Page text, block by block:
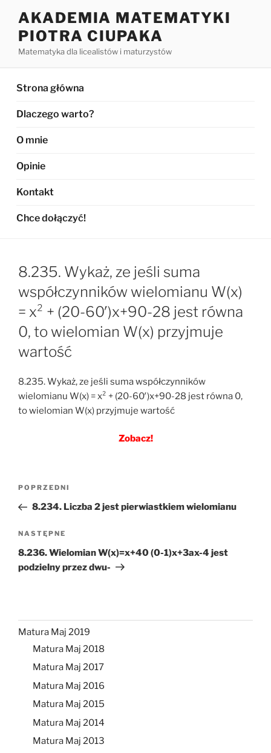
treści
AKADEMIA MATEMATYKI
PIOTRA CIUPAKA
Matematyka dla licealistów i maturzystów
Strona główna
Dlaczego warto?
O mnie
Opinie
Kontakt
Chce dołączyć!
8.235. Wykaż, ze jeśli suma
współczynników wielomianu W(x)
= x² + (20-60′)x+90-28 jest równa
0, to wielomian W(x) przyjmuje
wartość
8.235. Wykaż, ze jeśli suma współczynników
wielomianu W(x) = x² + (20-60′)x+90-28 jest równa 0,
to wielomian W(x) przyjmuje wartość
Zobacz!
Nawigacja
Poprzedni
wpis
POPRZEDNI
8.234. Liczba 2 jest pierwiastkiem wielomianu
Następny
wpis
NASTĘPNE
8.236. Wielomian W(x)=x+40 (0-1)x+3ax-4 jest
podzielny przez dwu-
Matura Maj 2019
Matura Maj 2018
Matura Maj 2017
Matura Maj 2016
Matura Maj 2015
Matura Maj 2014
Matura Maj 2013